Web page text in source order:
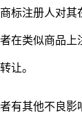
注册人对其
在类似商品上
让。
其他不良影